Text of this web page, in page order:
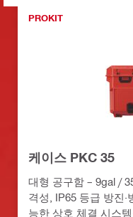
PROKIT
케이스 PKC 35
대형 공구함 – 9gal /
격성, IP65 등급 방진
능한 상호 체결 시스